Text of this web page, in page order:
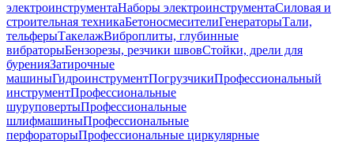
электроинструментаНаборы электроинструментаСиловая и
строительная техникаБетоносмесителиГенераторыТали,
тельферыТакелажВиброплиты, глубинные
вибраторыБензорезы, резчики швовСтойки, дрели для
буренияЗатирочные
машиныГидроинструментПогрузчикиПрофессиональный
инструментПрофессиональные
шуруповертыПрофессиональные
шлифмашиныПрофессиональные
перфораторыПрофессиональные циркулярные